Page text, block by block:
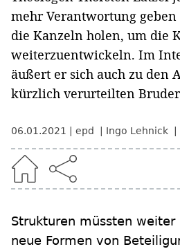
mehr Verantwortung
die Kanzeln holen, um die
weiterzuentwickeln. Im
äußert er sich auch zu den
kürzlich verurteilten
06.01.2021 epd Ingo Lehnick
Strukturen müssten weiter
neue Formen von